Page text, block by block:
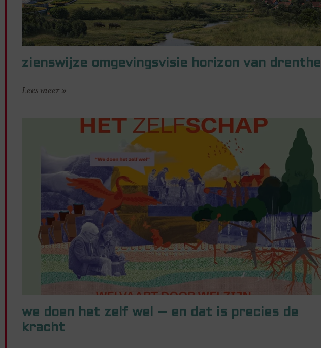
zienswijze omgevingsvisie horizon van drenthe
Lees meer »
we doen het zelf wel – en dat is precies de
kracht